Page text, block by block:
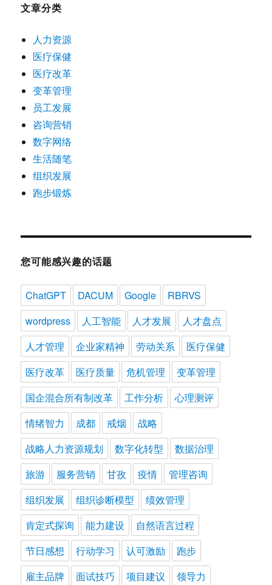
文章分类
人力资源
医疗保健
医疗改革
变革管理
员工发展
咨询营销
数字网络
生活随笔
组织发展
跑步锻炼
您可能感兴趣的话题
ChatGPT DACUM Google
RBRVS
wordpress
人工智能 人才发展
人才盘点
人才管理
企业家精神 劳动关系
医疗保健
医疗改革
医疗质量 危机管理
变革管理
国企混合所有制改革
工作分析
心理测评
情绪智力
成都 戒烟
战略
战略人力资源规划
数字化转型
数据治理
旅游
服务营销 甘孜 疫情
管理咨询
组织发展
组织诊断模型
绩效管理
肯定式探询
能力建设
自然语言过程
节日感想
行动学习 认可激励
跑步
雇主品牌
面试技巧 项目建议 领导力